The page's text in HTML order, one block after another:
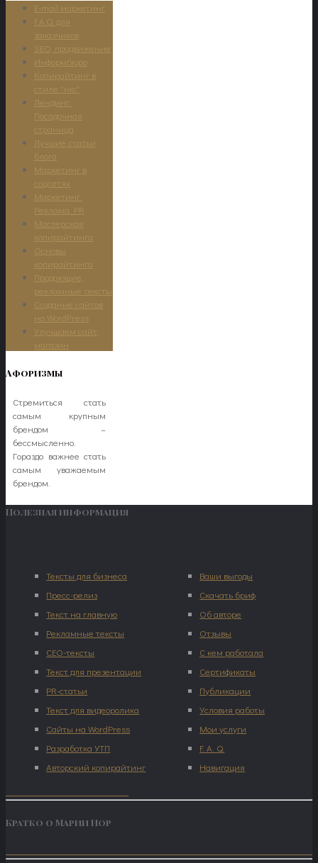
E-mail маркетинг
F.A.Q. для
заказчиков
SEO, продвижение
Информбюро
Копирайтинг в
стиле "ню"
Лендинг.
Посадочная
страница
Лучшие статьи
блога
Маркетинг в
соцсетях
Маркетинг.
Реклама. PR
Мастерская
копирайтинга
Основы
копирайтинга
Продающие,
рекламные тексты
Создание сайтов
на WordPress
Улучшаем сайт,
магазин
Афоризмы
Стремиться стать
самым крупным
брендом –
бессмысленно.
Гораздо важнее стать
самым уважаемым
брендом.
Полезная информация
Тексты для бизнеса
Пресс-релиз
Текст на главную
Рекламные тексты
СЕО-тексты
Текст для презентации
PR-статьи
Текст для видеоролика
Сайты на WordPress
Разработка УТП
Авторский копирайтинг
Ваши выгоды
Скачать бриф
Об авторе
Отзывы
С кем работала
Сертификаты
Публикации
Условия работы
Мои услуги
F. A. Q.
Навигация
Кратко о Марии Нор